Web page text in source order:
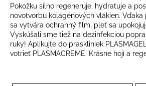
Pokožku silno regeneruje, hydratuje a
novotvorbu kolagénových vlákien.
sa vytvára ochranný film, pleť sa
Vyskúšali sme tiež na dezinfekciou
ruky! Aplikujte do praskliniek PLASMAGEL
votrieť PLASMACREME. Krásne hojí a
e
b
u
j
e